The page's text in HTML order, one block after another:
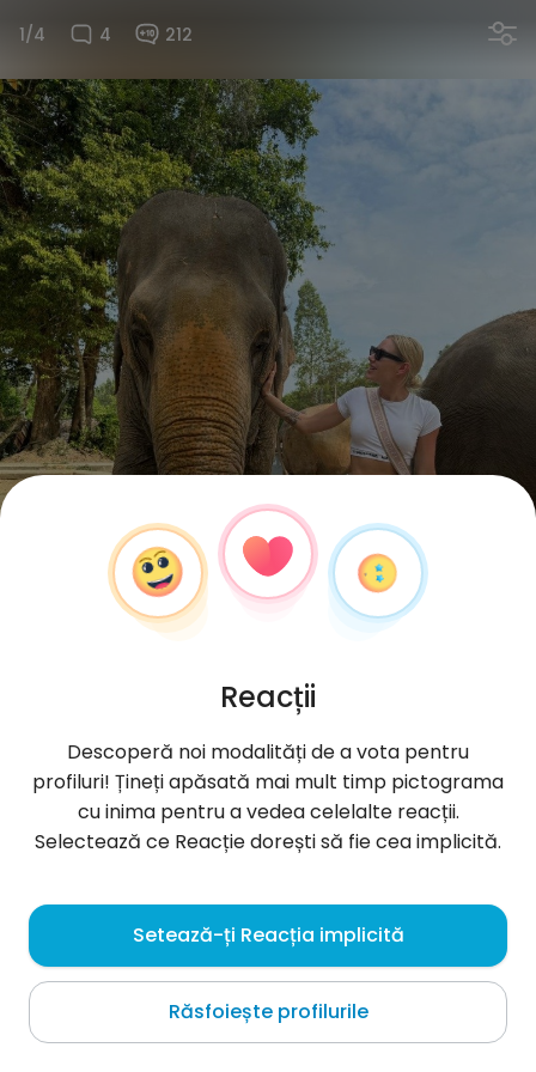
1/4 4 212
KatyAQWE , 30
Wrocław
Despre mine
Reacții
Descoperă noi modalități de a vota pentru
profiluri! Țineți apăsată mai mult timp pictograma
cu inima pentru a vedea celelalte reacții.
Selectează ce Reacție dorești să fie cea implicită.
Setează-ți Reacția implicită
Răsfoiește profilurile